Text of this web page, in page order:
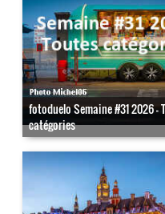
fotoduelo Semaine #31 2026 -
catégories